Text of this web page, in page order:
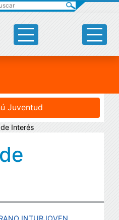
Juventud
Interés
INTURJOVEN